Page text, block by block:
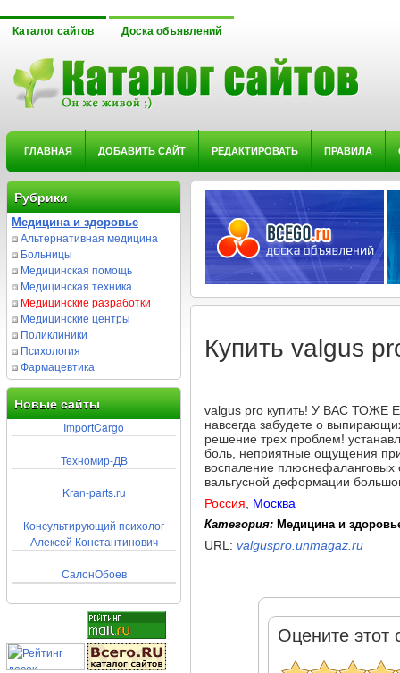
Каталог сайтов Доска объявлений
ГЛАВНАЯ ДОБАВИТЬ САЙТ РЕДАКТИРОВАТЬ ПРАВИЛА
Рубрики
Медицина и здоровье
Альтернативная медицина
Больницы
Медицинская помощь
Медицинская техника
Медицинские разработки
Медицинские центры
Поликлиники
Психология
Фармацевтика
Новые сайты
ImportCargo
Техномир-ДВ
Kran-parts.ru
Консультирующий психолог
Алексей Константинович
СалонОбоев
Купить valgus
valgus pro купить! У ВАС ТОЖЕ
навсегда забудете о
решение трех проблем!
боль, неприятные ощущения
воспаление плюснефаланговых
вальгусной деформации
Россия
Москва
Категория: Медицина и
URL: valguspro.unmagaz.ru
Оцените этот